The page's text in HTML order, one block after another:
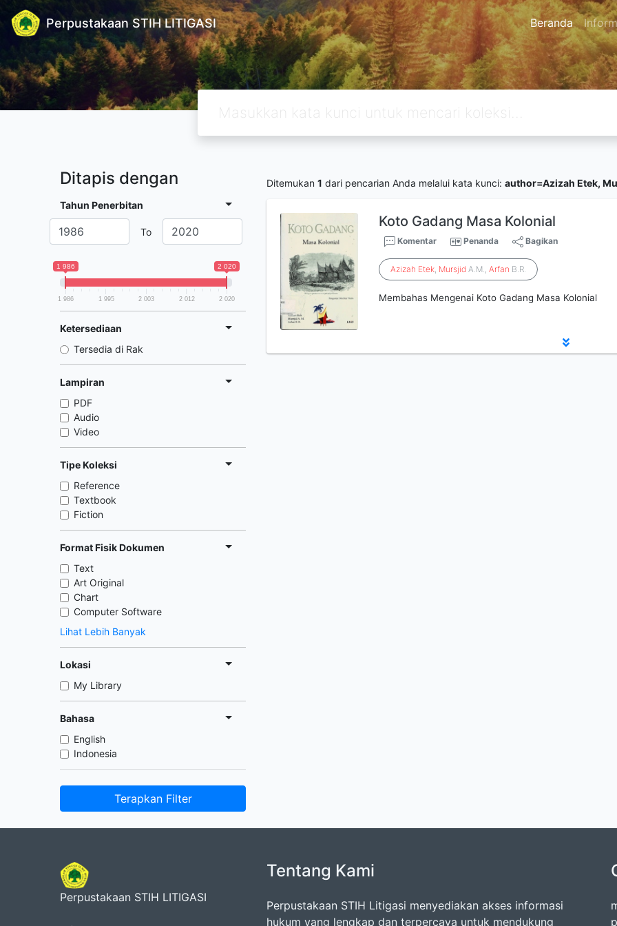
Perpustakaan STIH LITIGASI Beranda
Ditapis dengan
Tahun Penerbitan
To
1 986 2 020
1 986 1 995 2 003 2 012 2 020
Ketersediaan
Tersedia di Rak
Lampiran
PDF
Audio
Video
Tipe Koleksi
Reference
Textbook
Fiction
Format Fisik Dokumen
Text
Art Original
Chart
Computer Software
Lihat Lebih Banyak
Lokasi
My Library
Bahasa
English
Indonesia
Terapkan Filter
Ditemukan 1 dari pencarian Anda melalui kata kunci: author=Azizah Etek,
Koto Gadang Masa Kolonial
Komentar Penanda Bagikan
Azizah Etek, Mursjid A.M.,Arfan B.R.
Membahas Mengenai Koto Gadang Masa Kolonial
Perpustakaan STIH LITIGASI
Tentang Kami
Perpustakaan STIH Litigasi menyediakan akses informasi
hukum yang lengkap dan terpercaya untuk mendukung